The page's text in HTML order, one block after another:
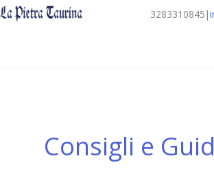
Vai
al
3283310845 |
Consigli e